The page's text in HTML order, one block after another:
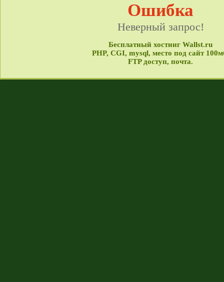
Ошибка
Неверный запрос!
Бесплатный хостинг Wallst.ru
PHP, CGI, mysql, место под сайт
FTP доступ, почта.